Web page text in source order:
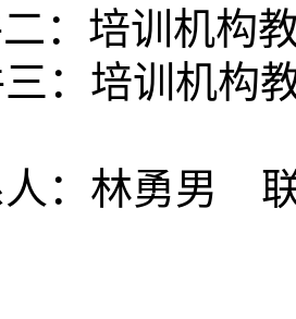
：培训机构
：培训机构
：林勇男 联